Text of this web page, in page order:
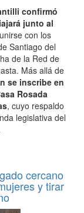
confirmó
junto al
con los
Santiago del
de la Red de
Más allá de
se inscribe en
Rosada
, cuyo respaldo
legislativa del
cercano
y tirar